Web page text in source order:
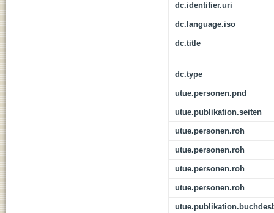
dc.identifier.uri
dc.language.iso
dc.title
dc.type
utue.personen.pnd
utue.publikation.seiten
utue.personen.roh
utue.personen.roh
utue.personen.roh
utue.personen.roh